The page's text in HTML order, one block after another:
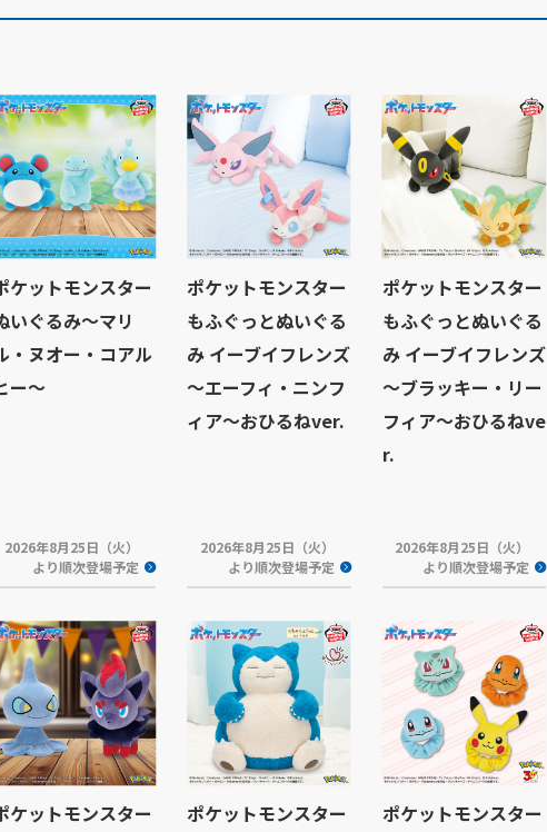
ケットモンスター
いぐるみ～マリ
・ヌオー・コアル
ー～
2026年8月25日（火）
より順次登場予定
ポケットモンスター
もふぐっとぬいぐる
み イーブイフレンズ
～エーフィ・ニンフ
ィア～おひるねver.
2026年8月25日（火）
より順次登場予定
ポケットモンスター
もふぐっとぬいぐる
み イーブイフレンズ
～ブラッキー・リー
フィア～おひるねve
r.
2026年8月25日（火）
より順次登場予定
ケットモンスター
ポケットモンスター
ポケットモンスター